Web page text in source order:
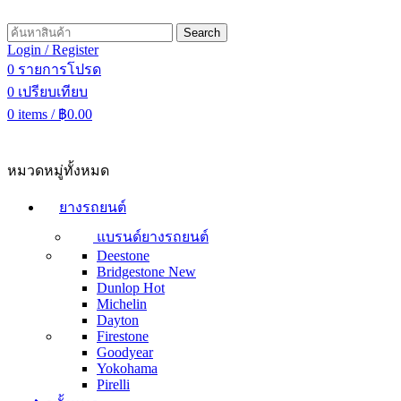
Search
Login / Register
0 รายการโปรด
0 เปรียบเทียบ
0 items / ฿0.00
หมวดหมู่ทั้งหมด
ยางรถยนต์
แบรนด์ยางรถยนต์
Deestone
Bridgestone New
Dunlop Hot
Michelin
Dayton
Firestone
Goodyear
Yokohama
Pirelli